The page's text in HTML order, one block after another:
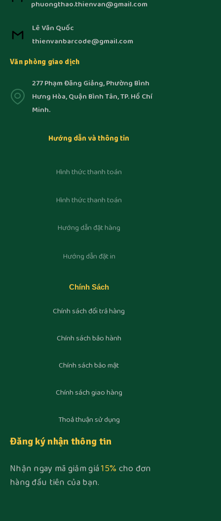
phuongthao.thienvan@gmail.com
Lê Văn Quốc
thienvanbarcode@gmail.com
Văn phòng giao dịch
277 Phạm Đăng Giảng, Phường Bình
Hưng Hòa, Quận Bình Tân, TP. Hồ Chí
Minh.
Hướng dẫn và thông tin
Hình thức thanh toán
Hình thức thanh toán
Hướng dẫn đặt hàng
Hướng dẫn đặt in
Chính Sách
Chính sách đổi trả hàng
Chính sách bảo hành
Chính sách bảo mật
Chính sách giao hàng
Thoả thuận sử dụng
Đăng ký nhận thông tin
Nhận ngay mã giảm giá15%cho đơn
hàng đầu tiên của bạn.